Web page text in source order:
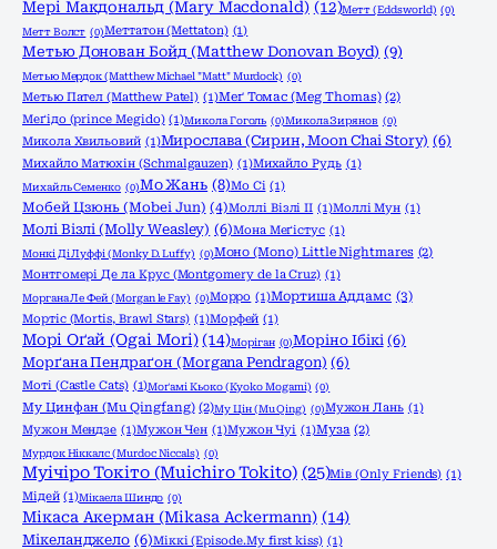
Мері Макдональд (Mary Macdonald) (12)Метт (Eddsworld) (0)
Метт Волст (0)Меттатон (Mettaton) (1)
Метью Донован Бойд (Matthew Donovan Boyd) (9)
Метью Мердок (Matthew Michael "Matt" Murdock) (0)
Метью Пател (Matthew Patel) (1)Меґ Томас (Meg Thomas) (2)
Меґідо (prince Megido) (1)Микола Гоголь (0)Микола Зирянов (0)
Микола Хвильовий (1)Мирослава (Сирин, Moon Chai Story) (6)
Михайло Матюхін (Schmalgauzen) (1)Михайло Рудь (1)
Михайль Семенко (0)Мо Жань (8)Мо Сі (1)
Мобей Цзюнь (Mobei Jun) (4)Моллі Візлі ІІ (1)Моллі Мун (1)
Молі Візлі (Molly Weasley) (6)Мона Меґістус (1)
Монкі Ді Луффі (Monky D. Luffy) (0)Моно (Mono) Little Nightmares (2)
Монтгомері Де ла Крус (Montgomery de la Cruz) (1)
Моргана Ле Фей (Morgan le Fay) (0)Морро (1)Мортиша Аддамс (3)
Мортіс (Mortis, Brawl Stars) (1)Морфей (1)
Морі Оґай (Ogai Mori) (14)Моріган (0)Моріно Ібікі (6)
Морґана Пендраґон (Morgana Pendragon) (6)
Моті (Castle Cats) (1)Моґамі Кьоко (Kyoko Mogami) (0)
Му Цинфан (Mu Qingfang) (2)Му Цін (Mu Qing) (0)Мужон Лань (1)
Мужон Мендзе (1)Мужон Чен (1)Мужон Чуі (1)Муза (2)
Мурдок Ніккалс (Murdoc Niccals) (0)
Муічіро Токіто (Muichiro Tokito) (25)Мів (Only Friends) (1)
Мідей (1)Мікаела Шиндо (0)
Мікаса Акерман (Mikasa Ackermann) (14)
Мікеланджело (6)Міккі (Episode.My first kiss) (1)